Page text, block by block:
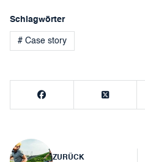
Schlagwörter
# Case story
Beitragsnavigation
ZURÜCK